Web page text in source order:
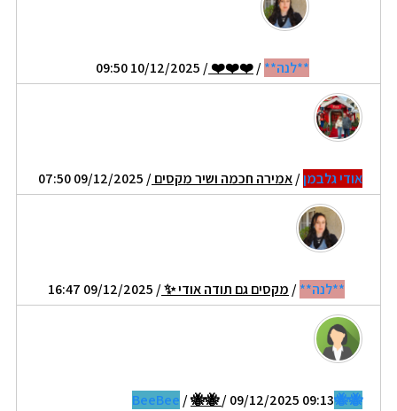
**לנה**/
❤️❤️❤️
/ 10/12/2025 09:50
אודי גלבמן/אמירה חכמה ושיר מקסים/ 09/12/2025 07:50
**לנה**/ מקסים גם תודה אודי ✨️/ 09/12/2025 16:47
🐝🐝BeeBee
/🐝🐝/ 09/12/2025 09:13